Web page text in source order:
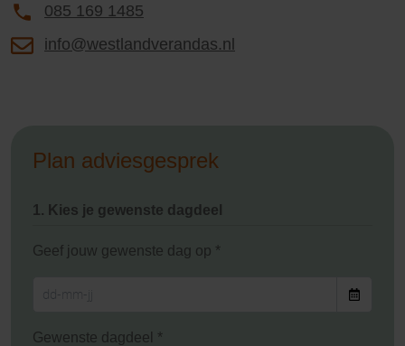
085 169 1485
info@westlandverandas.nl
Plan adviesgesprek
1. Kies je gewenste dagdeel
Geef jouw gewenste dag op *
Gewenste dagdeel *